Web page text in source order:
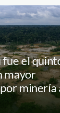
el
mayor
minería